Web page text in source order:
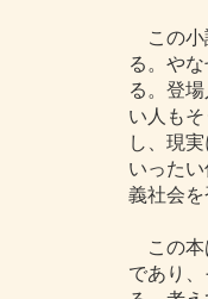
この小
る。や
る。登
い人も
し、現
いった
義社会
この本
であり